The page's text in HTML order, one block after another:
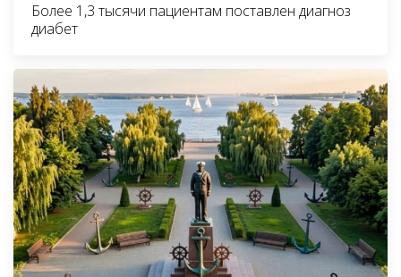
Более 1,3 тысячи пациентам поставлен диагноз
диабет